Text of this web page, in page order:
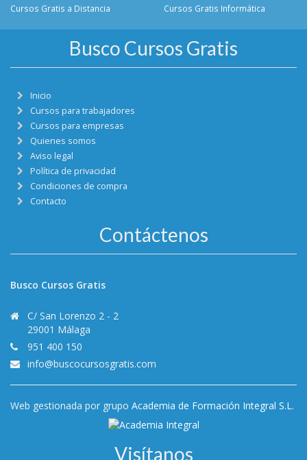
Cursos Gratis a Distancia
Cursos Gratis Informática
Busco Cursos Gratis
Inicio
Cursos para trabajadores
Cursos para empresas
Quienes somos
Aviso legal
Política de privacidad
Condiciones de compra
Contacto
Contáctenos
Busco Cursos Gratis
C/ San Lorenzo 2 - 2
29001 Málaga
951 400 150
info@buscocursosgratis.com
Web gestionada por grupo Academia de Formación Integral S.L.
Visítanos